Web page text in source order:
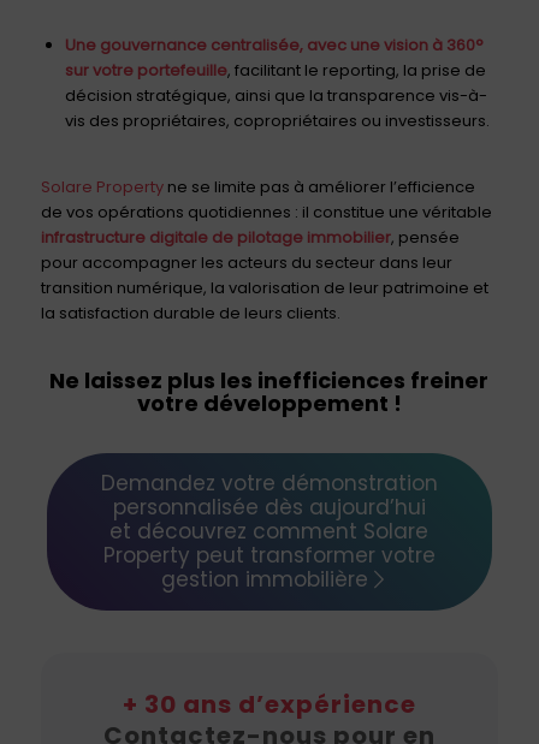
Une gouvernance centralisée, avec une vision à 360°
sur votre portefeuille, facilitant le reporting, la prise de
décision stratégique, ainsi que la transparence vis-à-
vis des propriétaires, copropriétaires ou investisseurs.
Solare Propertyne se limite pas à améliorer l’efficience
de vos opérations quotidiennes : il constitue une véritable
infrastructure digitale de pilotage immobilier, pensée
pour accompagner les acteurs du secteur dans leur
transition numérique, la valorisation de leur patrimoine et
la satisfaction durable de leurs clients.
Ne laissez plus les inefficiences freiner
votre développement !
Demandez votre démonstration
personnalisée dès aujourd’hui
et découvrez comment Solare
Property peut transformer votre
gestion immobilière
+ 30 ans d’expérience
Contactez-nous pour en